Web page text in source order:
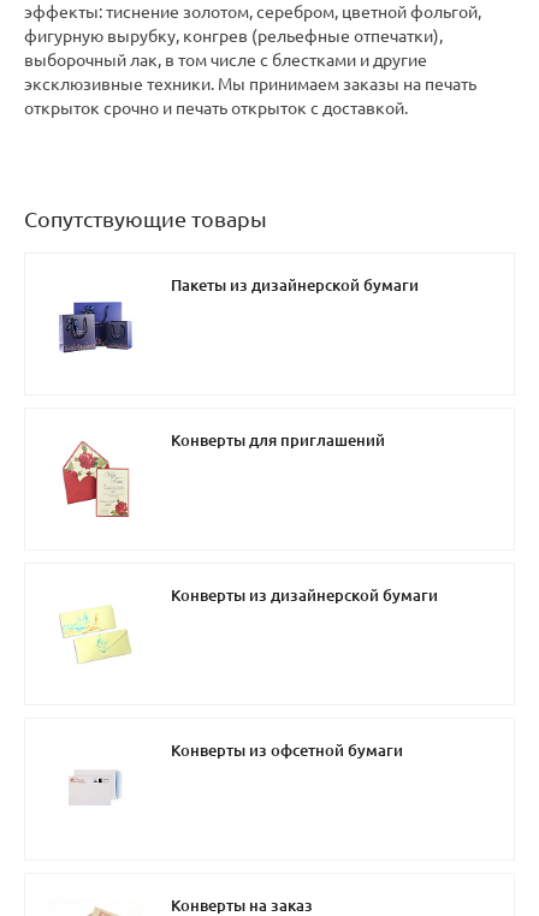
эффекты: тиснение золотом, серебром, цветной фольгой,
фигурную вырубку, конгрев (рельефные отпечатки),
выборочный лак, в том числе с блестками и другие
эксклюзивные техники. Мы принимаем заказы на печать
открыток срочно и печать открыток с доставкой.
Сопутствующие товары
Пакеты из дизайнерской бумаги
Конверты для приглашений
Конверты из дизайнерской бумаги
Конверты из офсетной бумаги
Конверты на заказ